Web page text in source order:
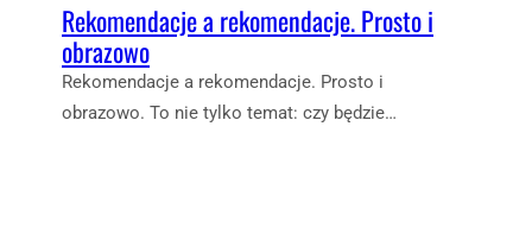
Rekomendacje a rekomendacje. Prosto i
obrazowo
Rekomendacje a rekomendacje. Prosto i
obrazowo. To nie tylko temat: czy będzie…